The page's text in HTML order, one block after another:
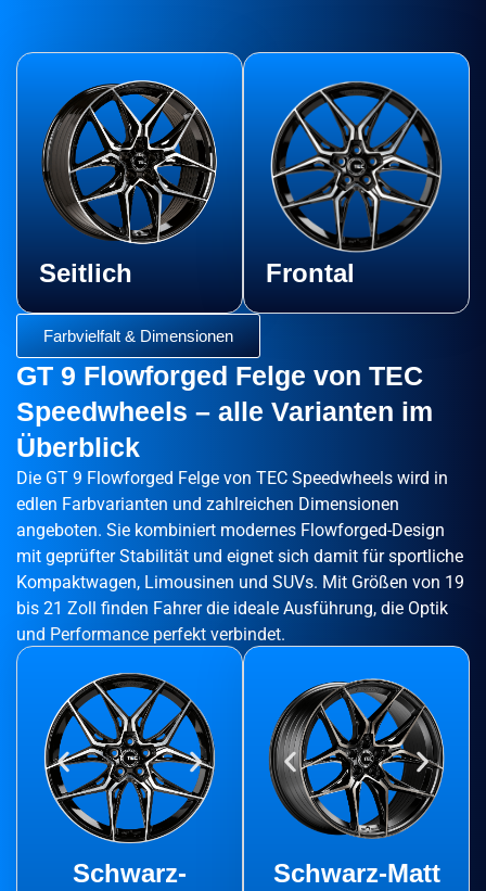
Seitlich Frontal
Farbvielfalt & Dimensionen
GT 9 Flowforged Felge von TEC
Speedwheels – alle Varianten im
Überblick
Die GT 9 Flowforged Felge von TEC Speedwheels wird in
edlen Farbvarianten und zahlreichen Dimensionen
angeboten. Sie kombiniert modernes Flowforged-Design
mit geprüfter Stabilität und eignet sich damit für sportliche
Kompaktwagen, Limousinen und SUVs. Mit Größen von 19
bis 21 Zoll finden Fahrer die ideale Ausführung, die Optik
und Performance perfekt verbindet.
Schwarz-
Schwarz-Matt